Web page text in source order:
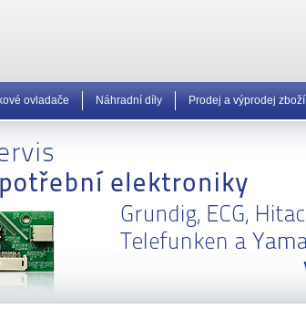
ovladače Náhradní díly Prodej a výprodej zboží